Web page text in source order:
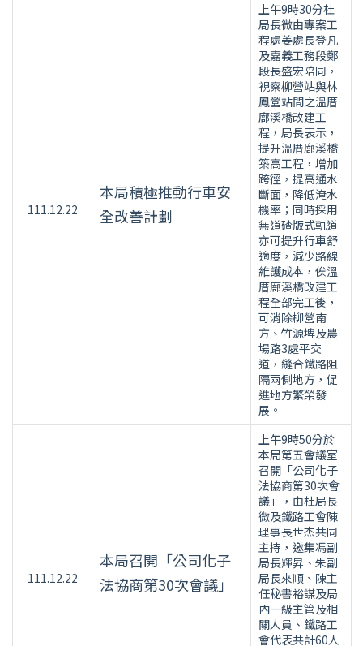
111.12.22
本局積極推動行車安
全改善計劃
上午9時30分杜
局長微由專案工
程處姜處長登凡
及嘉義工務段鄭
段長盛宏陪同，
視察柳營站與林
鳳營站間之溫厝
廍溪橋改建工
程，局長表示，
提升溫厝廍溪橋
築高工程，增加
跨徑，提高通水
斷面，降低淹水
機率；同時採用
無道碴版式軌道
亦可提升行車舒
適度，減少路線
維護成本，俟溫
厝廍溪橋改建工
程全部完工後，
可消除柳營南
方、竹源埤及農
場路3處平交
道，縫合鐵路阻
隔兩側地方，促
進地方繁榮發
展。
111.12.22
本局召開「公司化子
法協商第30次會議」
上午9時50分於
本局第五會議室
召開「公司化子
法協商第30次會
議」，由杜局長
微及鐵路工會陳
理事長世杰共同
主持，邀集馮副
局長輝昇、朱副
局長來順、陳主
任秘書裕謀及局
內一級主管及相
關人員、鐵路工
會代表共計60人